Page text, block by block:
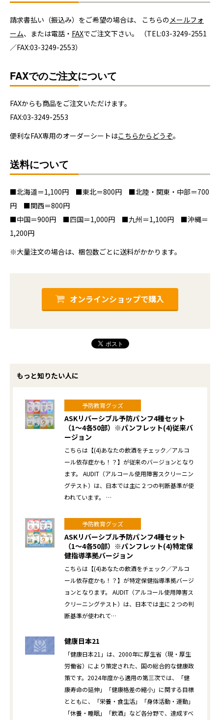
請求書払い（振込み）をご希望の場合は、 こちらのメールフォ
ーム、または電話・ FAXでご注文下さい。 （TEL:03-3249-2551
／FAX:03-3249-2553）
FAXでのご注文について
FAXからも商品をご注文いただけます。
FAX:03-3249-2553
便利なFAX専用のオーダーシートはこちらからどうぞ。
送料について
■北海道＝1,100円 ■東北＝800円 ■北陸・関東・中部＝700
円 ■関西＝800円
■中国＝900円 ■四国＝1,000円 ■九州＝1,100円 ■沖縄＝
1,200円
※大量注文の場合は、梱包数ごとに送料がかかります。
オンラインショップで購入
もっと知りたい人に
予防教育グッズ
ASKリバーシブル予防パンフ4種セット
（1～4各50部）※パンフレット(4)従来バ
ージョン
こちらは【(4)あなたの飲酒をチェック／アルコ
ール依存症かも！？】が従来のバージョンとなり
ます。 AUDIT（アルコール使用障害スクリーニン
グテスト）は、日本では主に２つの判断基準が使
われています。 …
予防教育グッズ
ASKリバーシブル予防パンフ4種セット
（1～4各50部）※パンフレット(4)特定保
健指導準拠バージョン
こちらは【(4)あなたの飲酒をチェック／アルコ
ール依存症かも！？】が特定保健指導準拠バージ
ョンとなります。 AUDIT（アルコール使用障害ス
クリーニングテスト）は、日本では主に２つの判
断基準が使われて…
健康日本21
「健康日本21」は、2000年に厚生省（現・厚生
労働省）により策定された、国の総合的な健康政
策です。2024年度から適用の第三次では、「健
康寿命の延伸」「健康格差の縮小」に関する目標
とともに、「栄養・食生活」「身体活動・運動」
「休養・睡眠」「飲酒」など各分野で、達成すべ